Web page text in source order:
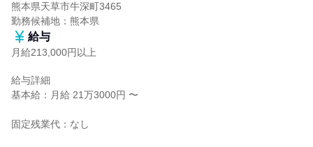
熊本県天草市牛深町3465
勤務候補地：熊本県
給与
月給213,000円以上
給与詳細
基本給：月給 21万3000円 〜
固定残業代：なし